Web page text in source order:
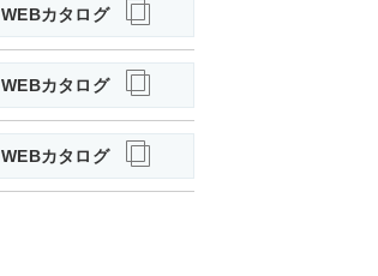
WEBカタログ
WEBカタログ
WEBカタログ